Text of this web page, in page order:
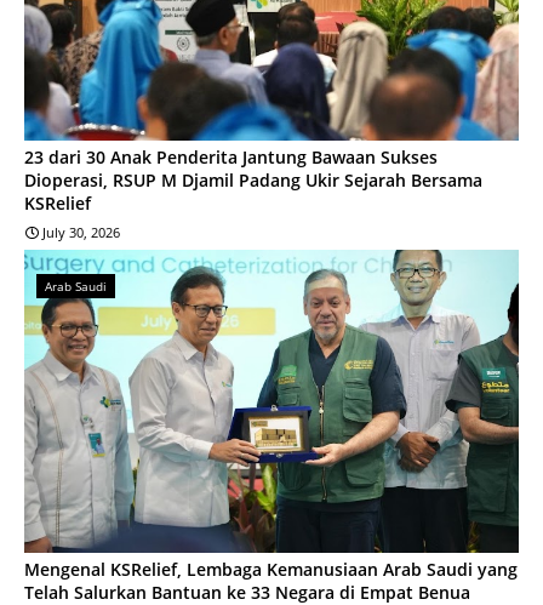
23 dari 30 Anak Penderita Jantung Bawaan Sukses
Dioperasi, RSUP M Djamil Padang Ukir Sejarah Bersama
KSRelief
July 30, 2026
Arab Saudi
Mengenal KSRelief, Lembaga Kemanusiaan Arab Saudi yang
Telah Salurkan Bantuan ke 33 Negara di Empat Benua